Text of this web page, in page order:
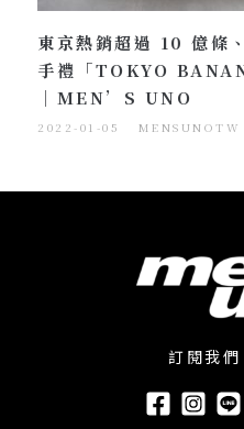
東京熱銷超過 10 億條
手禮「TOKYO
｜MEN’S UNO
2022-01-05 MENSUNOTW
訂閱我們